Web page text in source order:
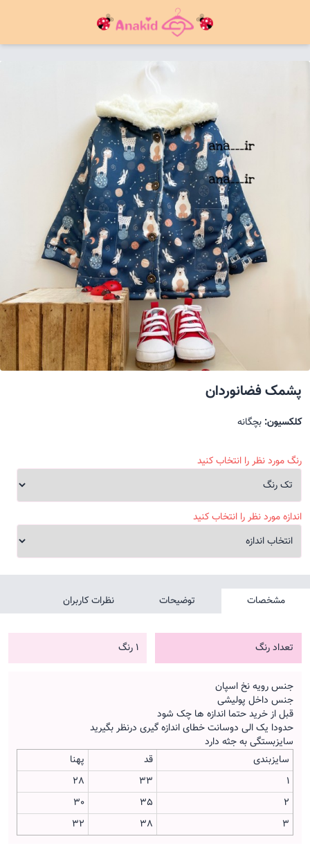
پشمک فضانوردان
کلکسیون: بچگانه
رنگ مورد نظر را انتخاب کنید
اندازه مورد نظر را انتخاب کنید
مشخصات توضیحات نظرات کاربران
تعداد رنگ 1 رنگ
جنس رویه نخ اسپان
جنس داخل پولیشی
قبل از خرید حتما اندازه ها چک شود
حدودا یک الی دوسانت خطای اندازه گیری درنظر بگیرید
سایزبستگی به جثه دارد
سایزبندی
قد
پهنا
1
33
28
2
35
30
3
38
32